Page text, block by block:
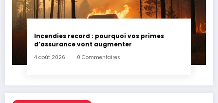
Incendies record : pourquoi vos primes
d’assurance vont augmenter
4 août 2026 0 Commentaires